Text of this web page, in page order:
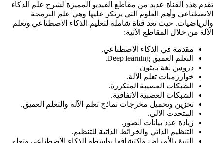
تقدم هذه القناة عديد من مقاطع الفيديو المميزة لشرح علم الذكاء
الاصطناعي وأهم العلوم التي يرتكز عليها وهي علم البرمجة
والرياضيات. حيث تعد قناة شاملة لتعليم الذكاء الاصطناعي وتعلم
الآلة من خلال المقاطع الآتية:
مقدمة في الذكاء الاصطناعي.
التعلم العميق Deep learning.
دروس لغة بايثون.
خوارزميات تعلم الآلة.
الشبكات العصيبة المتكررة.
الشبكات العصبية الاتفافية.
تخزين وتحميل مخرجات نماذج تعلم الآلة والتعلم العميق.
المتحدث الآلي.
زيادة عدد بيانات الصور.
التنظيم الذاتي والخرائط الذاتية للتنظيم.
التنبؤ بالأمراض واكتشافها بواسطة الذكاء الاصطناعي وتعلم